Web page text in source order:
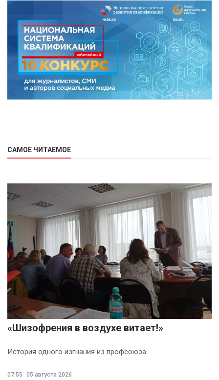
САМОЕ ЧИТАЕМОЕ
«Шизофрения в воздухе витает!»
История одного изгнания из профсоюза
07:55
05 августа 2026